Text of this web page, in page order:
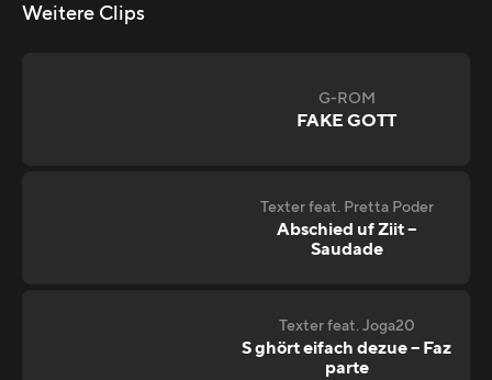
Weitere Clips
G-ROM
FAKE GOTT
Texter feat. Pretta Poder
Abschied uf Ziit –
Saudade
Texter feat. Joga20
S ghört eifach dezue – Faz
parte